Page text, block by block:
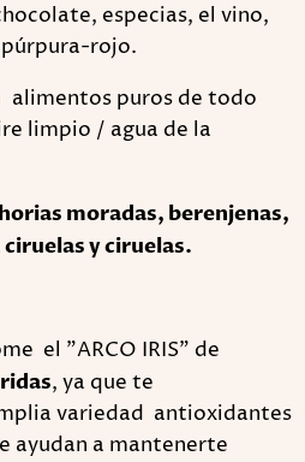
especias, el vino,
rojo.
alimentos puros de todo
limpio / agua de la
moradas, berenjenas,
y ciruelas.
el "ARCO IRIS" de
, ya que te
variedad antioxidantes
ayudan a mantenerte